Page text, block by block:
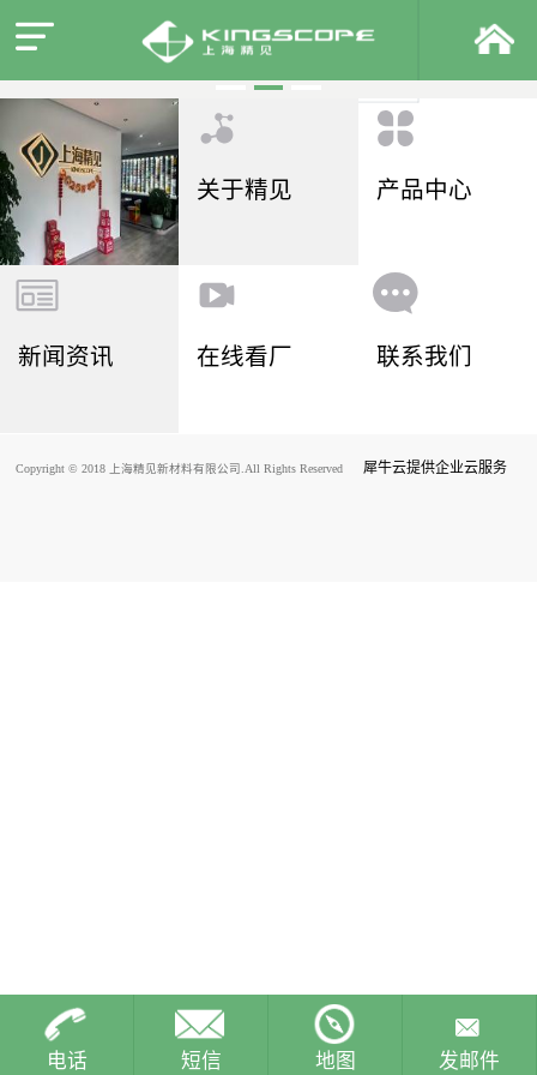
关于精见 产品中心
新闻资讯 在线看厂 联系我们
Copyright © 2018 上海精见新材料有限公司.All Rights Reserved 犀牛云提供企业云服务
电话 短信 地图 发邮件